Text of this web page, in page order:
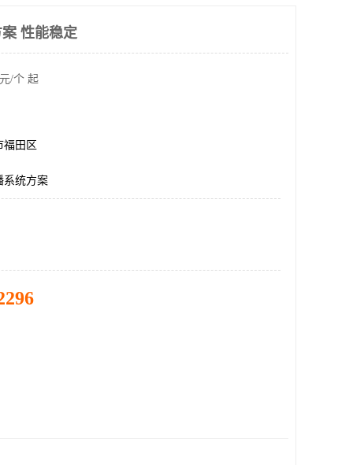
性能稳定
/个 起
福田区
系统方案